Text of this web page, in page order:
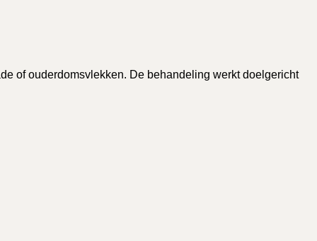
of ouderdomsvlekken. De behandeling werkt doelgericht